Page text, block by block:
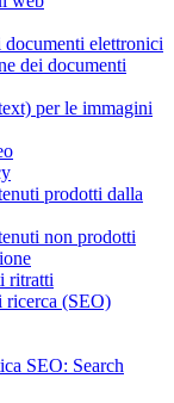
elettronici
dei documenti
per le immagini
prodotti dalla
non prodotti
ritratti
ricerca (SEO)
SEO: Search